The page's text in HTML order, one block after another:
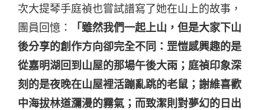
次大提琴手庭禎也嘗試譜寫了她在山上的故事，
團員回憶：
「雖然我們一起上山，但是大家下山
後分享的創作方向卻完全不同：罡愷感興趣的是
從嘉明湖回到山屋的那場午後大雨；庭禎印象深
刻的是夜晚在山屋裡活蹦亂跳的老鼠；謝維喜歡
中海拔林道瀰漫的霧氣；而致潔則對夢幻的日出